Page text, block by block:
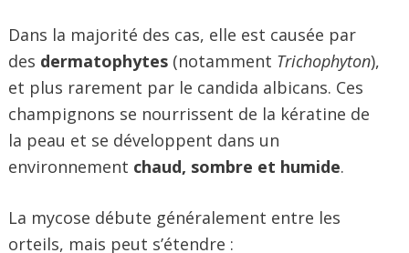
Dans la majorité des cas, elle est causée par
des dermatophytes (notamment Trichophyton),
et plus rarement par le candida albicans. Ces
champignons se nourrissent de la kératine de
la peau et se développent dans un
environnement chaud, sombre et humide.
La mycose débute généralement entre les
orteils, mais peut s’étendre :